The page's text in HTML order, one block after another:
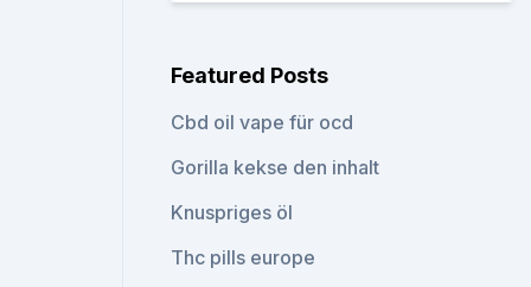
Featured Posts
Cbd oil vape für ocd
Gorilla kekse den inhalt
Knuspriges öl
Thc pills europe